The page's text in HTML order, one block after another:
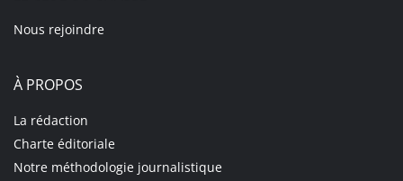
Nous rejoindre
À PROPOS
La rédaction
Charte éditoriale
Notre méthodologie journalistique